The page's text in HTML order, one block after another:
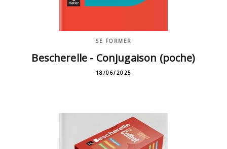
SE FORMER
Bescherelle - Conjugaison (poche)
18/06/2025